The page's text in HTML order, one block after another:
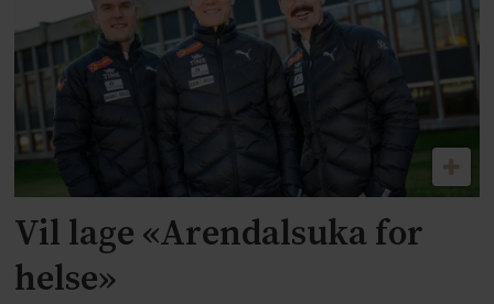
Vil lage «Arendalsuka for
helse»